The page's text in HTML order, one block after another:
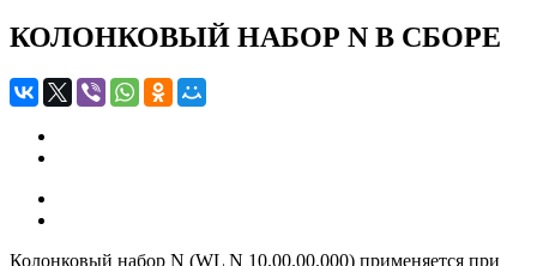
КОЛОНКОВЫЙ НАБОР N В СБОРЕ
Колонковый набор N (WL N 10.00.00.000) применяется при